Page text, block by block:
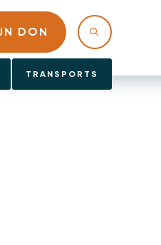
DON
TRANSPORTS